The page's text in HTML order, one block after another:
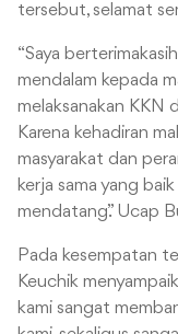
tersebut, selamat
“Saya
mendalam kepada
melaksanakan KKN
Karena kehadiran
masyarakat dan
kerja sama yang
mendatang.” Ucap
Pada kesempatan
Keuchik
kami sangat